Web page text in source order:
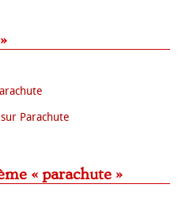
Parachute
« parachute »